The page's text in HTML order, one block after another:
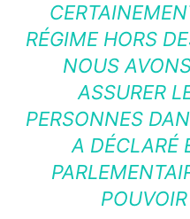
RÉGIME HORS
NOUS
ASSURER
PERSONNES
A DÉCLARÉ